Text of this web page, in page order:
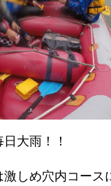
大雨！！
激しめ穴内コース